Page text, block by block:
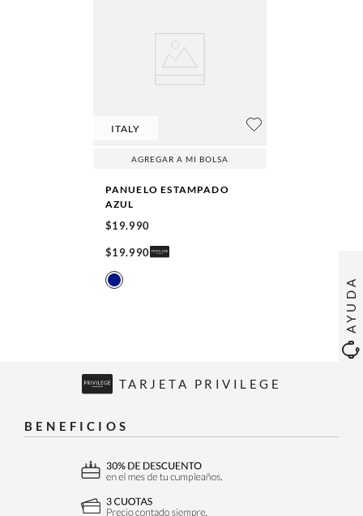
AYUDA
ITALY
AGREGAR A MI BOLSA
PANUELO ESTAMPADO
AZUL
$19.990
$19.990
TARJETA PRIVILEGE
BENEFICIOS